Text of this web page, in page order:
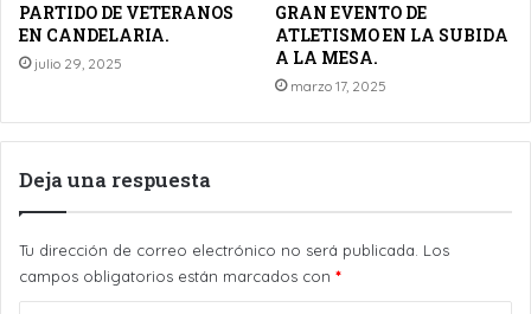
PARTIDO DE VETERANOS
EN CANDELARIA.
julio 29, 2025
GRAN EVENTO DE
ATLETISMO EN LA SUBIDA
A LA MESA.
marzo 17, 2025
Deja una respuesta
Tu dirección de correo electrónico no será publicada. Los
campos obligatorios están marcados con *